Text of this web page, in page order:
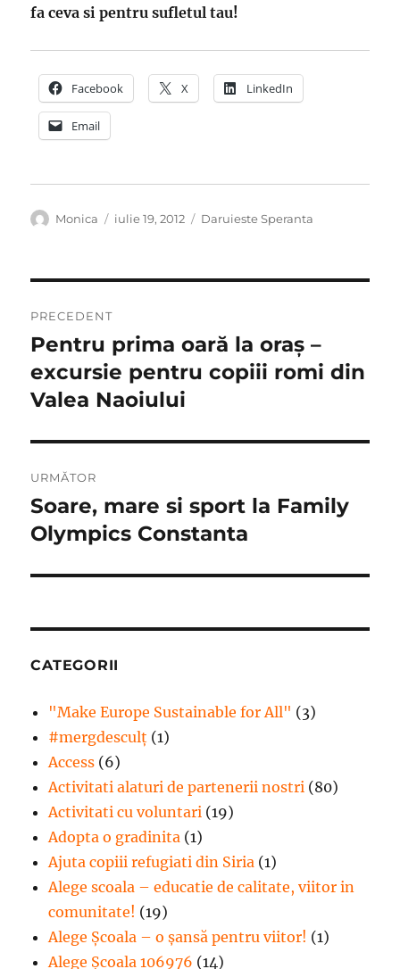
fa ceva si pentru sufletul tau!
Facebook X LinkedIn
Email
Autor
Monica
Publicat
iulie 19, 2012 Categorii
Daruieste Speranta
în
articole
PRECEDENT
Articolul
anterior:
Pentru prima oară la oraş –
excursie pentru copiii romi din
Valea Naoiului
URMĂTOR
Articolul
următor:
Soare, mare si sport la Family
Olympics Constanta
CATEGORII
"Make Europe Sustainable for All" (3)
#mergdesculţ (1)
Access (6)
Activitati alaturi de partenerii nostri (80)
Activitati cu voluntari (19)
Adopta o gradinita (1)
Ajuta copiii refugiati din Siria (1)
Alege scoala – educatie de calitate, viitor in
comunitate! (19)
Alege Şcoala – o şansă pentru viitor! (1)
Alege Școala 106976 (14)